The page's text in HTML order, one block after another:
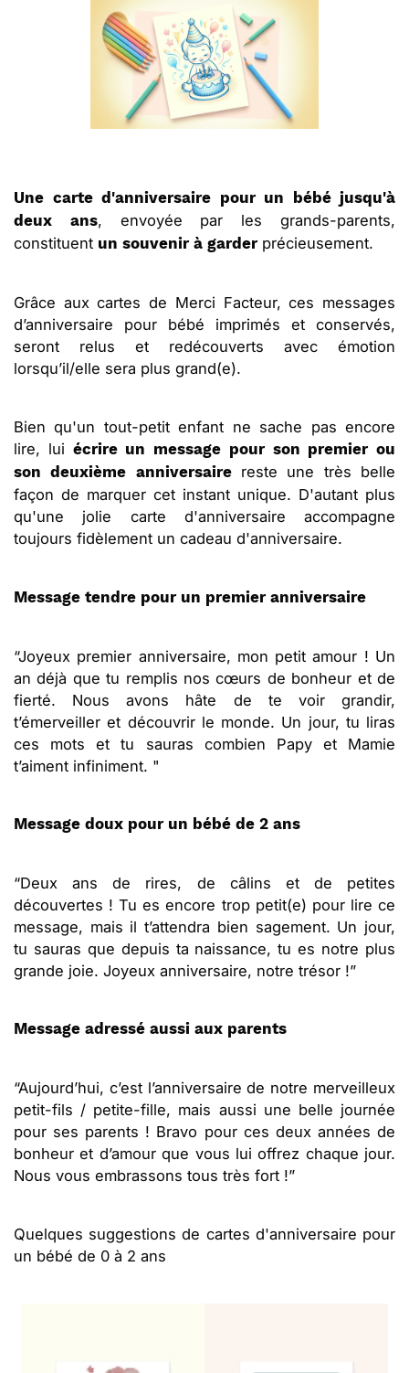
Une carte d'anniversaire pour un bébé jusqu'à
deux ans, envoyée par les grands-parents,
constituent un souvenir à garderprécieusement.
Grâce aux cartes de Merci Facteur, ces messages
d’anniversaire pour bébé imprimés et conservés,
seront relus et redécouverts avec émotion
lorsqu’il/elle sera plus grand(e).
Bien qu'un tout-petit enfant ne sache pas encore
lire, lui écrire un message pour son premier ou
son deuxième anniversairereste une très belle
façon de marquer cet instant unique. D'autant plus
qu'une jolie carte d'anniversaire accompagne
toujours fidèlement un cadeau d'anniversaire.
Message tendre pour un premier anniversaire
“Joyeux premier anniversaire, mon petit amour ! Un
an déjà que tu remplis nos cœurs de bonheur et de
fierté. Nous avons hâte de te voir grandir,
t’émerveiller et découvrir le monde. Un jour, tu liras
ces mots et tu sauras combien Papy et Mamie
t’aiment infiniment. "
Message doux pour un bébé de 2 ans
“Deux ans de rires, de câlins et de petites
découvertes ! Tu es encore trop petit(e) pour lire ce
message, mais il t’attendra bien sagement. Un jour,
tu sauras que depuis ta naissance, tu es notre plus
grande joie. Joyeux anniversaire, notre trésor !”
Message adressé aussi aux parents
“Aujourd’hui, c’est l’anniversaire de notre merveilleux
petit-fils / petite-fille, mais aussi une belle journée
pour ses parents ! Bravo pour ces deux années de
bonheur et d’amour que vous lui offrez chaque jour.
Nous vous embrassons tous très fort !”
Quelques suggestions de cartes d'anniversaire pour
un bébé de 0 à 2 ans